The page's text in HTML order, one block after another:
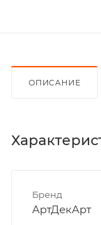
ОПИСАНИЕ
Бренд
АртДекАрт